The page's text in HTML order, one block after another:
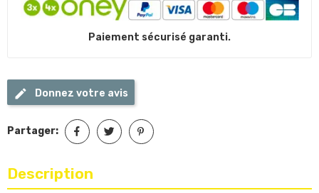
Paiement sécurisé garanti.
Donnez votre avis
Partager:
Description